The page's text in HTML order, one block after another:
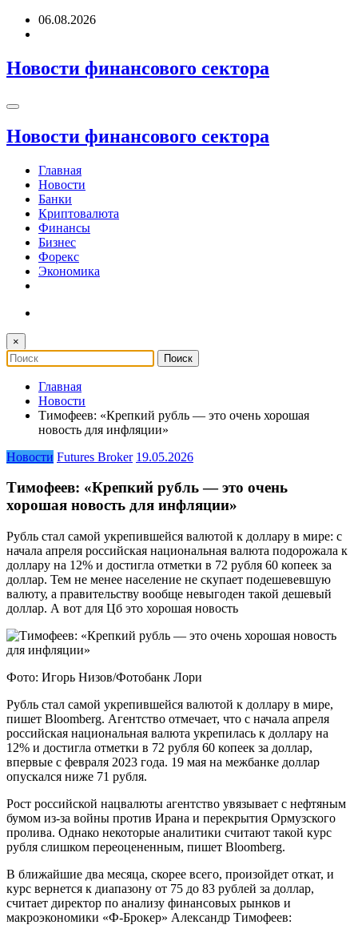
Перейти06.08.2026
Новости финансового сектора
Новости финансового сектора
Главная
Новости
Банки
Криптовалюта
Финансы
Бизнес
Форекс
Экономика
×
Главная
Новости
Тимофеев: «Крепкий рубль — это очень хорошая
новость для инфляции»
Новости Futures Broker 19.05.2026
Тимофеев: «Крепкий рубль — это очень
хорошая новость для инфляции»
Рубль стал самой укрепившейся валютой к доллару в мире: с
начала апреля российская национальная валюта подорожала к
доллару на 12% и достигла отметки в 72 рубля 60 копеек за
доллар. Тем не менее население не скупает подешевевшую
валюту, а правительству вообще невыгоден такой дешевый
доллар. А вот для Цб это хорошая новость
Фото: Игорь Низов/Фотобанк Лори
Рубль стал самой укрепившейся валютой к доллару в мире,
пишет Bloomberg. Агентство отмечает, что с начала апреля
российская национальная валюта укрепилась к доллару на
12% и достигла отметки в 72 рубля 60 копеек за доллар,
впервые с февраля 2023 года. 19 мая на межбанке доллар
опускался ниже 71 рубля.
Рост российской нацвалюты агентство увязывает с нефтяным
бумом из-за войны против Ирана и перекрытия Ормузского
пролива. Однако некоторые аналитики считают такой курс
рубля слишком переоцененным, пишет Bloomberg.
В ближайшие два месяца, скорее всего, произойдет откат, и
курс вернется к диапазону от 75 до 83 рублей за доллар,
считает директор по анализу финансовых рынков и
макроэкономики «Ф-Брокер» Александр Тимофеев: